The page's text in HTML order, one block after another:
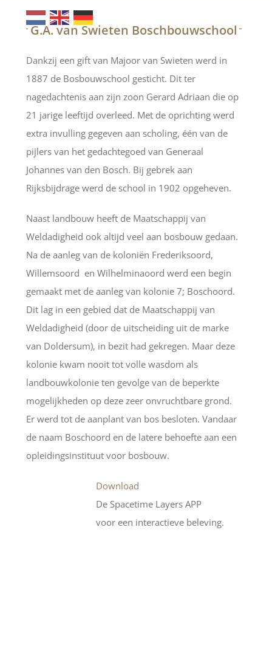
G.A. van Swieten Boschbouwschool
Dankzij een gift van Majoor van Swieten werd in
1887 de Bosbouwschool gesticht. Dit ter
nagedachtenis aan zijn zoon Gerard Adriaan die op
21 jarige leeftijd overleed. Met de oprichting werd
extra invulling gegeven aan scholing, één van de
pijlers van het gedachtegoed van Generaal
Johannes van den Bosch. Bij gebrek aan
Rijksbijdrage werd de school in 1902 opgeheven.
Naast landbouw heeft de Maatschappij van
Weldadigheid ook altijd veel aan bosbouw gedaan.
Na de aanleg van de koloniën Frederiksoord,
Willemsoord en Wilhelminaoord werd een begin
gemaakt met de aanleg van kolonie 7; Boschoord.
Dit lag in een gebied dat de Maatschappij van
Weldadigheid (door de uitscheiding uit de marke
van Doldersum), in bezit had gekregen. Maar deze
kolonie kwam nooit tot volle wasdom als
landbouwkolonie ten gevolge van de beperkte
mogelijkheden op deze zeer onvruchtbare grond.
Er werd tot de aanplant van bos besloten. Vandaar
de naam Boschoord en de latere behoefte aan een
opleidingsinstituut voor bosbouw.
Download
De Spacetime Layers APP
voor een interactieve beleving.